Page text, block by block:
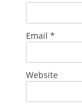
Email *
Website